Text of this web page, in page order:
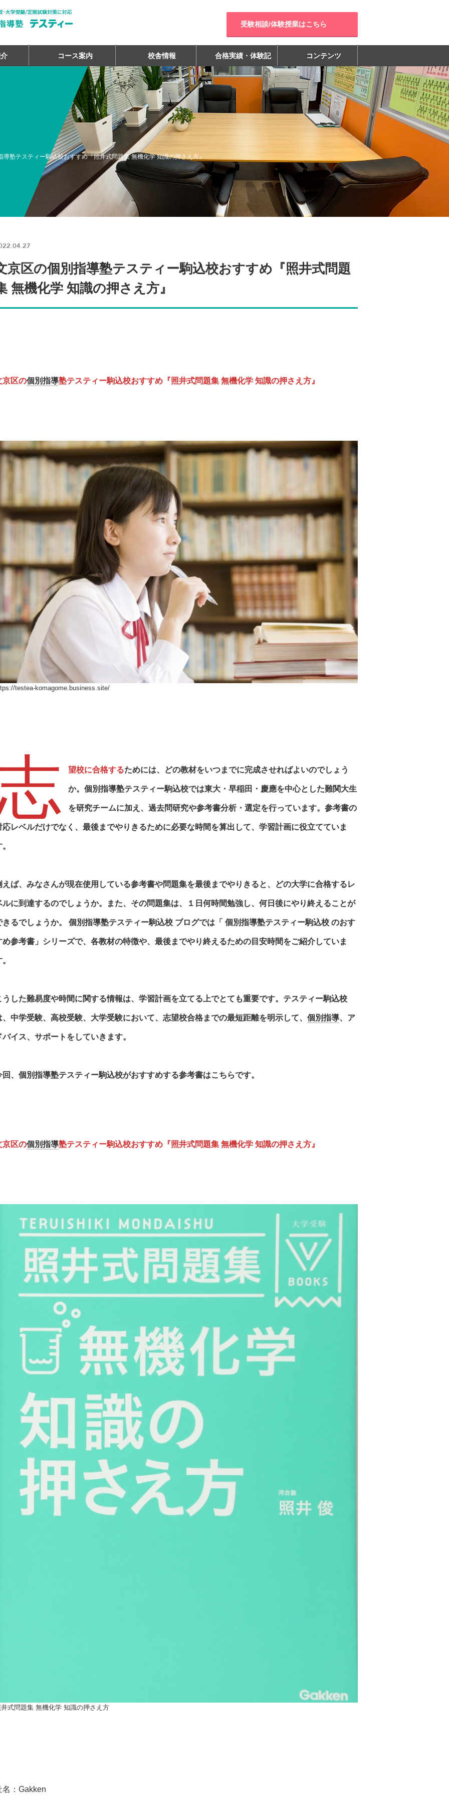
受験相談/体験授業はこちら
コース案内 校舎情報 合格実績・体験記 コンテンツ
導塾テスティー駒込校おすすめ『照井式問題集 無機化学 知識の押さえ方』
京区の個別指導塾テスティー駒込校おすすめ『照井式問題
無機化学 知識の押さえ方』
京区の個別指導塾テスティー駒込校おすすめ『照井式問題集 無機化学 知識の押さえ方』
testea-komagome.business.site/
望校に合格するためには、どの教材をいつまでに完成させればよいのでしょう
か。個別指導塾テスティー駒込校では東大・早稲田・慶應を中心とした難関大生
を研究チームに加え、過去問研究や参考書分析・選定を行っています。参考書の
応レベルだけでなく、最後までやりきるために必要な時間を算出して、学習計画に役立てていま
えば、みなさんが現在使用している参考書や問題集を最後までやりきると、どの大学に合格するレ
ルに到達するのでしょうか。また、その問題集は、１日何時間勉強し、何日後にやり終えることが
きるでしょうか。 個別指導塾テスティー駒込校 ブログでは「 個別指導塾テスティー駒込校 のおす
め参考書」シリーズで、各教材の特徴や、最後までやり終えるための目安時間をご紹介していま
うした難易度や時間に関する情報は、学習計画を立てる上でとても重要です。テスティー駒込校
、中学受験、高校受験、大学受験において、志望校合格までの最短距離を明示して、 個別指導、ア
バイス、サポートをしていきます。
、 個別指導塾テスティー駒込校がおすすめする参考書はこちらです。
京区の個別指導塾テスティー駒込校おすすめ『照井式問題集 無機化学 知識の押さえ方』
式問題集 無機化学 知識の押さえ方
名：Gakken